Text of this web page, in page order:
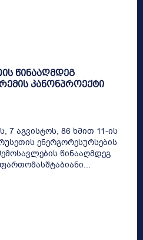
წინააღმდეგ
კანონპროექტი
7 აგვისტოს, 86 ხმით 11-ის
ენერგორესურსების
წინააღმდეგ